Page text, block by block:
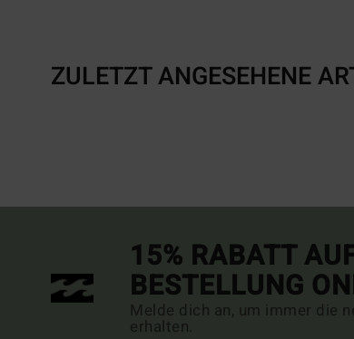
ZULETZT ANGESEHENE
15% RABATT
BESTELLUNG
Melde dich an, um immer die
erhalten.